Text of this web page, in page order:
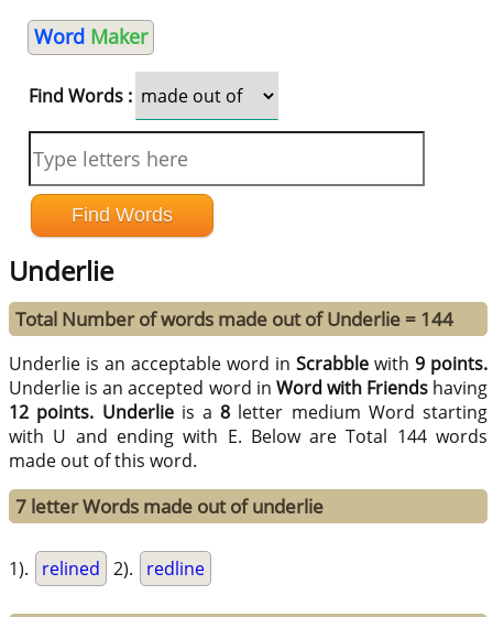
Word Maker
Find Words :
Underlie
Total Number of words made out of Underlie = 144
Underlie is an acceptable word inScrabble with9 points.
Underlie is an accepted word in Word with Friendshaving
12 points. Underlieis a8 letter medium Word starting
with U and ending with E. Below are Total 144 words
made out of this word.
7 letter Words made out of underlie
1). relined 2). redline